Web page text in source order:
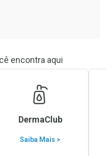
encontra aqui
DermaClub
Saiba Mais >